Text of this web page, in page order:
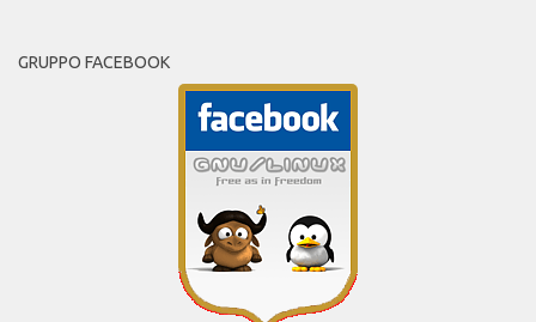
GRUPPO FACEBOOK